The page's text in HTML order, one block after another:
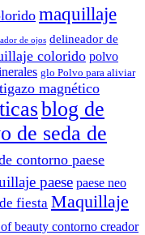
maquillaje
de ojos delineador de
colorido polvo
glo Polvo para aliviar
magnético
blog de
de seda de
contorno paese
paese paese neo
fiesta Maquillaje
beauty contorno creador